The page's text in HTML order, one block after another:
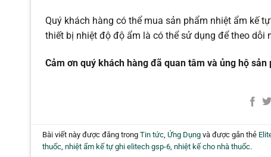
Quý khách hàng có thể mua sản phẩm nhiệt ẩm kế
thiết bị nhiệt độ độ ẩm là có thể sử dụng để theo dỗi
Cảm ơn quý khách hàng đã quan tâm và ủng hộ sản
Bài viết này được đăng trongTin tức ,Ứng Dụng và được gắn thẻ
thuốc ,nhiệt ẩm kế tự ghi elitech gsp-6 ,nhiệt kế cho nhà thuốc.